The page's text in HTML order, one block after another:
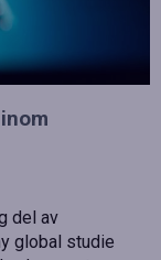
del av
global studie